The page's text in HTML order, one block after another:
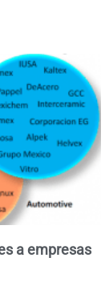
a empresas